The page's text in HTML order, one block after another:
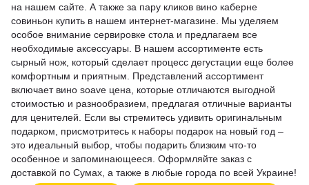
на нашем сайте. А также за пару кликов вино каберне
совиньон купить в нашем интернет-магазине. Мы уделяем
особое внимание сервировке стола и предлагаем все
необходимые аксессуары. В нашем ассортименте есть
сырный нож , который сделает процесс дегустации еще более
комфортным и приятным. Представлений ассортимент
включает вино soave цена , которые отличаются выгодной
стоимостью и разнообразием, предлагая отличные варианты
для ценителей. Если вы стремитесь удивить оригинальным
подарком, присмотритесь к наборы подарок на новый год –
это идеальный выбор, чтобы подарить близким что-то
особенное и запоминающееся. Оформляйте заказ с
доставкой по Сумах, а также в любые города по всей Украине!